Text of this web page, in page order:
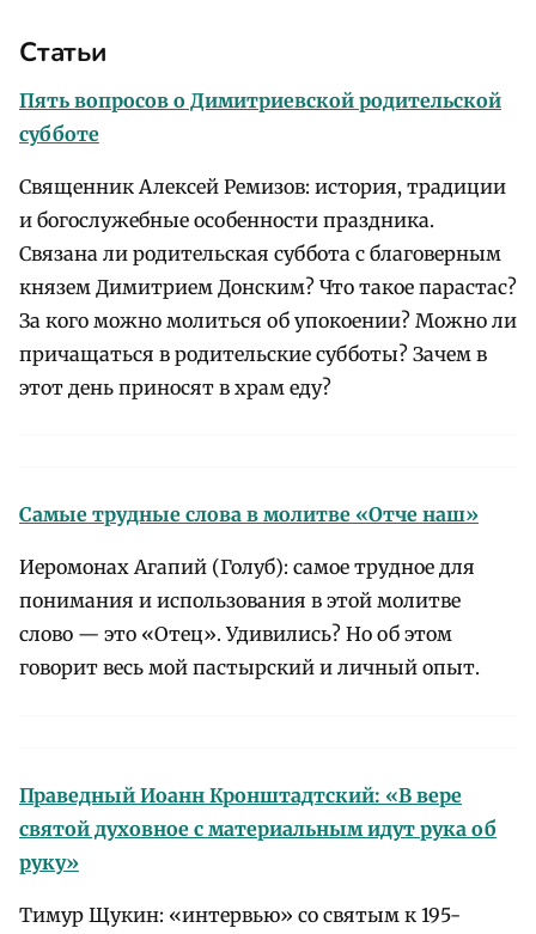
Статьи
Пять вопросов о Димитриевской родительской
субботе
Священник Алексей Ремизов: история, традиции
и богослужебные особенности праздника.
Связана ли родительская суббота с благоверным
князем Димитрием Донским? Что такое парастас?
За кого можно молиться об упокоении? Можно ли
причащаться в родительские субботы? Зачем в
этот день приносят в храм еду?
Самые трудные слова в молитве «Отче наш»
Иеромонах Агапий (Голуб): самое трудное для
понимания и использования в этой молитве
слово — это «Отец». Удивились? Но об этом
говорит весь мой пастырский и личный опыт.
Праведный Иоанн Кронштадтский: «В вере
святой духовное с материальным идут рука об
руку»
Тимур Щукин: «интервью» со святым к 195-